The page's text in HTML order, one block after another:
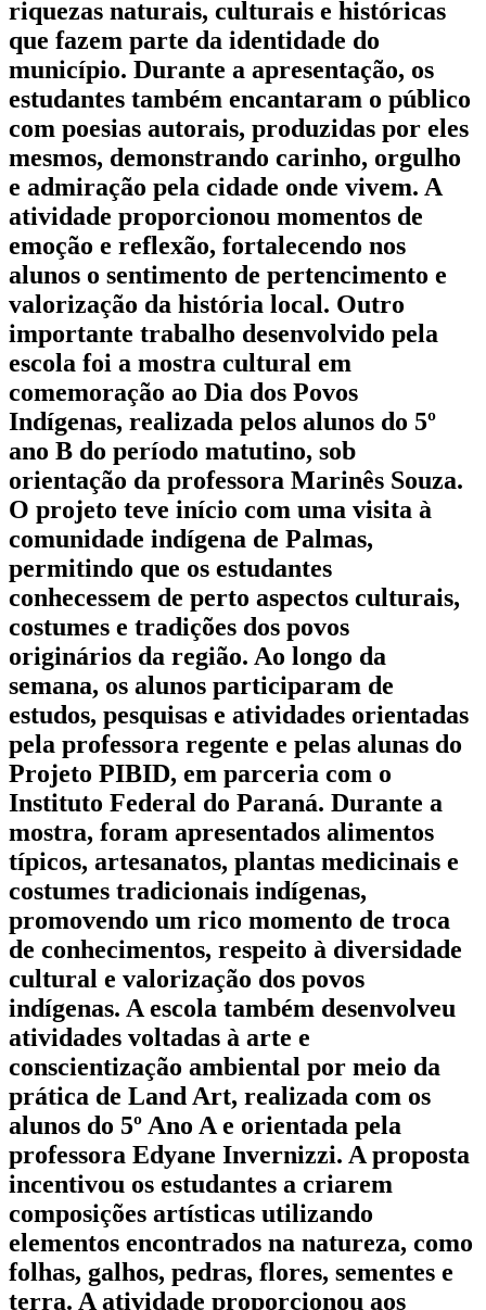
riquezas naturais, culturais e históricas
que fazem parte da identidade do
município. Durante a apresentação, os
estudantes também encantaram o público
com poesias autorais, produzidas por eles
mesmos, demonstrando carinho, orgulho
e admiração pela cidade onde vivem. A
atividade proporcionou momentos de
emoção e reflexão, fortalecendo nos
alunos o sentimento de pertencimento e
valorização da história local. Outro
importante trabalho desenvolvido pela
escola foi a mostra cultural em
comemoração ao Dia dos Povos
Indígenas, realizada pelos alunos do 5º
ano B do período matutino, sob
orientação da professora Marinês Souza.
O projeto teve início com uma visita à
comunidade indígena de Palmas,
permitindo que os estudantes
conhecessem de perto aspectos culturais,
costumes e tradições dos povos
originários da região. Ao longo da
semana, os alunos participaram de
estudos, pesquisas e atividades orientadas
pela professora regente e pelas alunas do
Projeto PIBID, em parceria com o
Instituto Federal do Paraná. Durante a
mostra, foram apresentados alimentos
típicos, artesanatos, plantas medicinais e
costumes tradicionais indígenas,
promovendo um rico momento de troca
de conhecimentos, respeito à diversidade
cultural e valorização dos povos
indígenas. A escola também desenvolveu
atividades voltadas à arte e
conscientização ambiental por meio da
prática de Land Art, realizada com os
alunos do 5º Ano A e orientada pela
professora Edyane Invernizzi. A proposta
incentivou os estudantes a criarem
composições artísticas utilizando
elementos encontrados na natureza, como
folhas, galhos, pedras, flores, sementes e
terra. A atividade proporcionou aos